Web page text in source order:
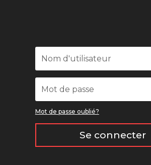
Mot de passe oublié?
Se connecter